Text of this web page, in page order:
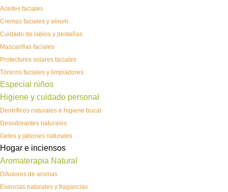
Aceites faciales
Cremas faciales y sérum
Cuidado de labios y pestañas
Mascarillas faciales
Protectores solares faciales
Tónicos faciales y limpiadores
Especial niños
Higiene y cuidado personal
Dentríficos naturales e higiene bucal
Desodorantes naturales
Geles y jabones naturales
Hogar e inciensos
Aromaterapia Natural
Difusores de aromas
Esencias naturales y fragancias